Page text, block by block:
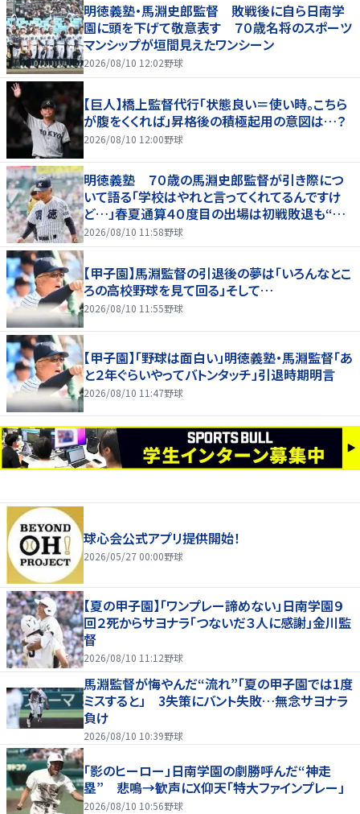
明徳義塾・馬淵史郎監督 敗戦後に自ら日南学
園に頭を下げて敬意表す ７０歳名将のスポーツ
マンシップが垣間見えたワンシーン
2026/08/10 12:02野球
【巨人】橋上監督代行「状態良い＝使い時。こちら
が腹をくくれば」昇格後の積極起用の意図は…？
2026/08/10 12:00野球
明徳義塾 ７０歳の馬淵史郎監督が引き際につ
いて語る「学校はやれと言ってくれてるんですけ
ど…」春夏通算４０度目の出場は初戦敗退も“馬
淵節”炸裂
2026/08/10 11:58野球
【甲子園】馬淵監督の引退後の夢は「いろんなとこ
ろの高校野球を見て回る」そして…
2026/08/10 11:55野球
【甲子園】「野球は面白い」明徳義塾・馬淵監督「あ
と２年ぐらいやってバトンタッチ」引退時期明言
2026/08/10 11:47野球
球心会公式アプリ提供開始！
2026/05/27 00:00野球
【夏の甲子園】「ワンプレー諦めない」日南学園９
回２死からサヨナラ「つないだ３人に感謝」金川監
督
2026/08/10 11:12野球
馬淵監督が悔やんだ“流れ”「夏の甲子園では1度
ミスすると」 3失策にバント失敗…無念サヨナラ
負け
2026/08/10 10:39野球
「影のヒーロー」日南学園の劇勝呼んだ“神走
塁” 悲鳴→歓声にX仰天「特大ファインプレー」
2026/08/10 10:56野球